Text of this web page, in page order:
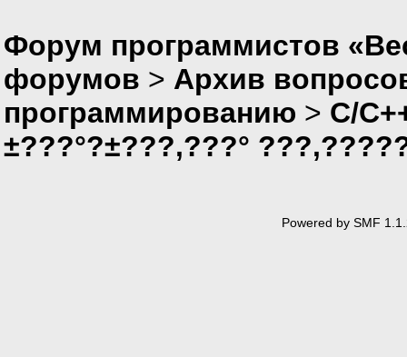
Форум программистов
форумов > Архив
программированию > C/
±???°?±???‚???°
Powered by SMF